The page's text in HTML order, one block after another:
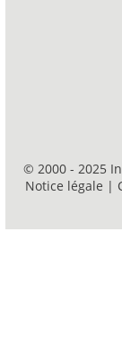
© 2000 - 2025
Notice légale |